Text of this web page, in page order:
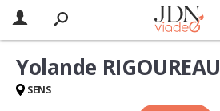
Yolande RIGOUREAU
SENS